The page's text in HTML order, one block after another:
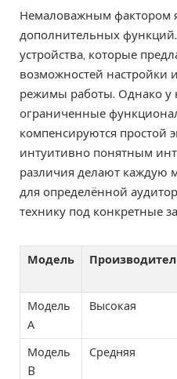
Немаловажным фактором
дополнительных
устройства, которые
возможностей настройки
режимы работы. Однако у
ограниченные
компенсируются простой
интуитивно понятным
различия делают каждую
для определённой
технику под конкретные
Модель
Модель
А
Высокая
Модель
B
Средняя